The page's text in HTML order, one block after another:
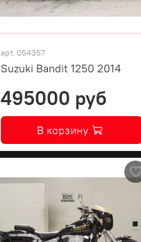
арт. 054357
Suzuki Bandit 1250 2014
495000 руб
В корзину